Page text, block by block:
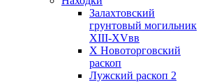
Залахтовский
грунтовый могильник
XIII-XVвв
X Новоторговский
раскоп
Лужский раскоп 2